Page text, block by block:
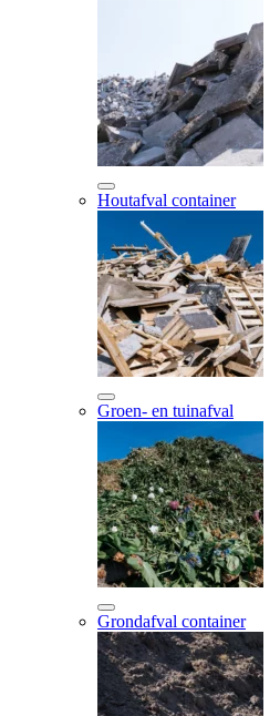
Houtafval container
Groen- en tuinafval
Grondafval container